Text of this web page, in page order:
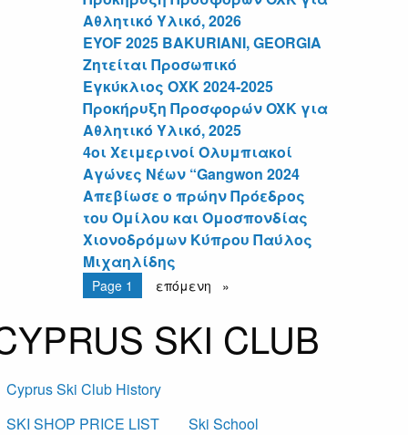
Αθλητικό Υλικό, 2026
EYOF 2025 BAKURIANI, GEORGIA
Ζητείται Προσωπικό
Εγκύκλιος ΟΧΚ 2024-2025
Προκήρυξη Προσφορών OXK για
Αθλητικό Υλικό, 2025
4οι Χειμερινοί Ολυμπιακοί
Αγώνες Νέων “Gangwon 2024
Απεβίωσε ο πρώην Πρόεδρος
του Ομίλου και Ομοσπονδίας
Χιονοδρόμων Κύπρου Παύλος
Μιχαηλίδης
Pagination
You're on
Page 1
Next
επόμενη
SKI CLUB
Cyprus Ski Club History
SKI SHOP PRICE LIST
Ski School